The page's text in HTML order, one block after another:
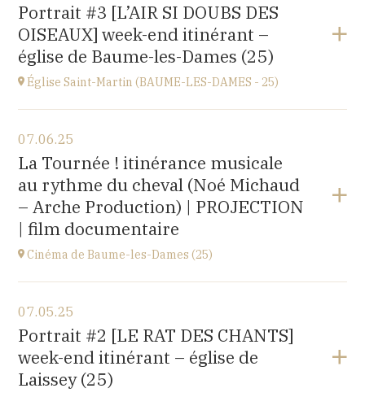
église Saint-Léger,
rue du Château, 25680 Cubry
at20H00
Portrait #3 [L’AIR SI DOUBS DES
OISEAUX] week-end itinérant –
église de Baume-les-Dames (25)
Église Saint-Martin (BAUME-LES-DAMES - 25)
église Saint-Martin,
place St Martin, 25110 Baume-les-Dames
at17H00
07.06.25
La Tournée ! itinérance musicale
au rythme du cheval (Noé Michaud
– Arche Production) | PROJECTION
| film documentaire
Cinéma de Baume-les-Dames (25)
Stella Cinéma,
14 rue Juifs, 25110 Baume les Dames
at14H30
07.05.25
Portrait #2 [LE RAT DES CHANTS]
week-end itinérant – église de
Laissey (25)